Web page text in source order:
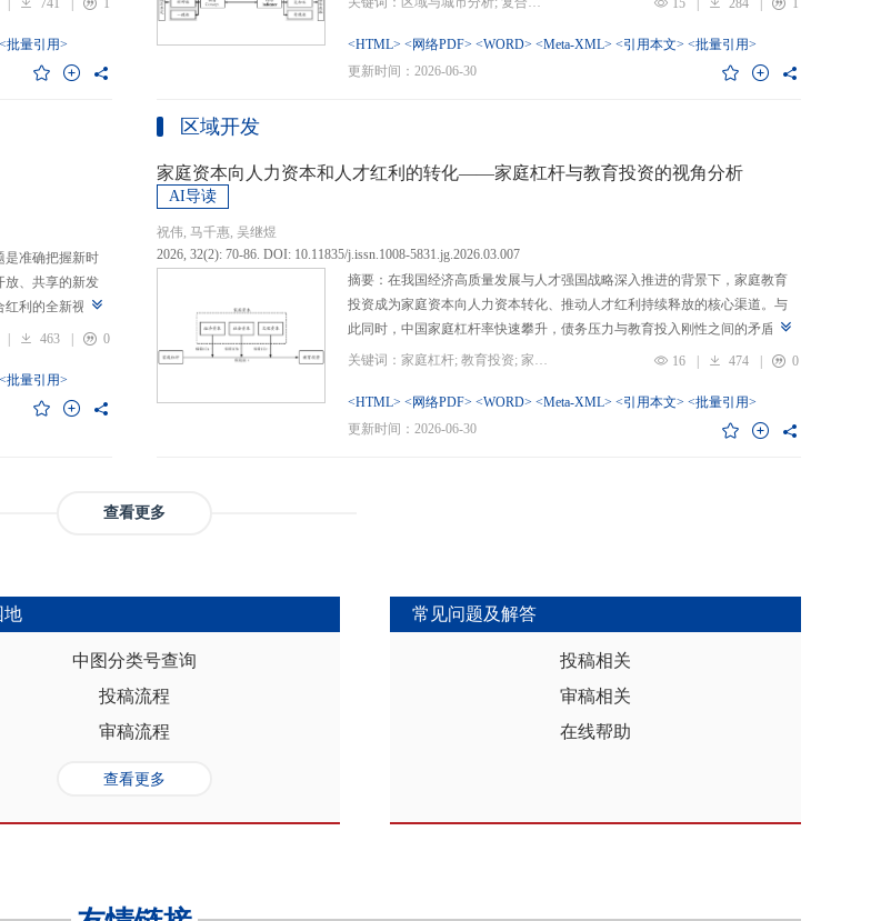
邻省际协作治
的内在要求和重
邻省际协作治
区、直辖市）
作治理的路径
市场主体和民
协作治理是省域
政策与省域治理
示范区创建、
重优化开放协作
，推动产业链整
<批量引用>
而是蕴含了新的目标要求、关系规范或作用范围，代表了对区域与城市复杂
问题的新认知。然而，目前学术界对于这类复杂概念的综合评价研究相对滞
概念内涵关键方面，也缺乏系统检验。对此，文章提出区域与城市研究的“C-
重一致性，即确保概念界定与测量操作的逻辑统一。其次，在指标体系科学
构建上，采用多维交叉原则，深入交叉单元层面进行刻画；层级分解原则，
建立从目的层到场景层、要素层、观测层、指标层和说明层的系统结构；应
然实然一体原则，实现理论理想与现实测量的统一。最后，在具体指标可信
选择上，强调完备性，全面覆盖概念内涵；强调复合性，体现概念的交叉交
架不仅提供了评价复杂概念的工具，更蕴含促进复杂概念发现与再生产的机
制，能够推动区域分析从传统的、相对静态的、单一维度的模式，向更加动
<HTML> <网络PDF> <WORD> <Meta-XML> <引用本文> <批量引用>
更新时间：2026-06-30
是准确把握新时
放、共享的新发
利的全新视
、核心理念和
基础，以新发
收获人口优
人口条件，也要
人口素质提升
径，引导人口发
人口发展的趋
政策、推进教
撑中国式现代
| 463 | 0
<批量引用>
区域开发
家庭资本向人力资本和人才红利的转化——家庭杠杆与教育投资的视角分析
AI导读
祝伟, 马千惠, 吴继煜
2026, 32(2): 70-86. DOI: 10.11835/j.issn.1008-5831.jg.2026.03.007
摘要：在我国经济高质量发展与人才强国战略深入推进的背景下，家庭教育
投资成为家庭资本向人力资本转化、推动人才红利持续释放的核心渠道。与
此同时，中国家庭杠杆率快速攀升，债务压力与教育投入刚性之间的矛盾日
益凸显，二者的互动关系直接关系到人力资本积累效率、教育公平与家庭金
育投资的作用机制，且普遍忽视家庭经济、社会、文化资本的综合调节效应
与多维度异质性特征。基于此，文章利用2017年和2019年中国家庭金融调查
弱，表明资本充裕家庭可依靠自有资源满足教育需求，降低对债务融资的依
赖。第三，异质性分析结果显示，债务多元化水平较低、主要依赖内源融资
以及城镇的家庭在杠杆上升时更倾向于增加更多的教育投资。第四，进一步
讨论后发现，家庭杠杆与教育投资之间存在倒“U”型的非线性关系，当家庭财
务压力较轻时，杠杆上升会促使家庭增加教育投入，但财务负担过重时则导
致教育支出削减，说明适度杠杆可缓解流动性约束并支撑教育投入，而过度
关键词：家庭杠杆; 教育投资; 家庭资本; 家庭债务结构; CHFS 16 | 474 | 0
<HTML> <网络PDF> <WORD> <Meta-XML> <引用本文> <批量引用>
更新时间：2026-06-30
查看更多
地
中图分类号查询
投稿流程
审稿流程
查看更多
常见问题及解答
投稿相关
审稿相关
在线帮助